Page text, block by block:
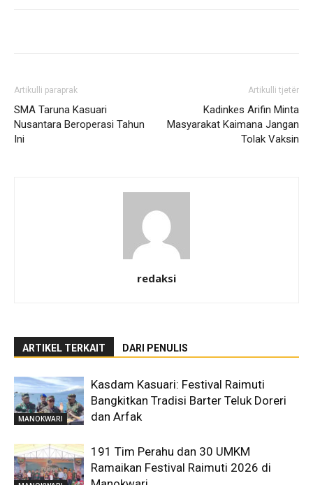
Artikulli paraprak
SMA Taruna Kasuari
Nusantara Beroperasi Tahun
Ini
Artikulli tjetër
Kadinkes Arifin Minta
Masyarakat Kaimana Jangan
Tolak Vaksin
redaksi
ARTIKEL TERKAIT DARI PENULIS
MANOKWARI
Kasdam Kasuari: Festival Raimuti
Bangkitkan Tradisi Barter Teluk Doreri
dan Arfak
191 Tim Perahu dan 30 UMKM
Ramaikan Festival Raimuti 2026 di